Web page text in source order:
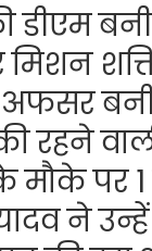
डीएम
रहने
मौके पर 1
ने उन्हें